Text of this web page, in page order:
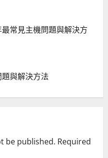
最常見主機問題與解決方
與解決方法
be published. Required